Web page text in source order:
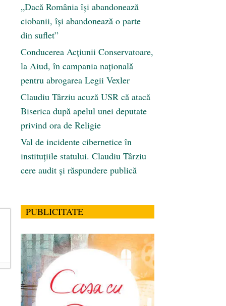
„Dacă România își abandonează
ciobanii, își abandonează o parte
din suflet”
Conducerea Acțiunii Conservatoare,
la Aiud, în campania națională
pentru abrogarea Legii Vexler
Claudiu Târziu acuză USR că atacă
Biserica după apelul unei deputate
privind ora de Religie
Val de incidente cibernetice în
instituțiile statului. Claudiu Târziu
cere audit și răspundere publică
PUBLICITATE